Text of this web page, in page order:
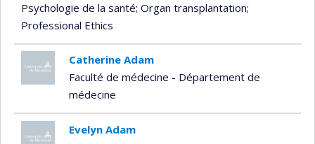
Psychologie de la santé; Organ transplantation;
Professional Ethics
Catherine Adam
Faculté de médecine - Département de
médecine
Evelyn Adam